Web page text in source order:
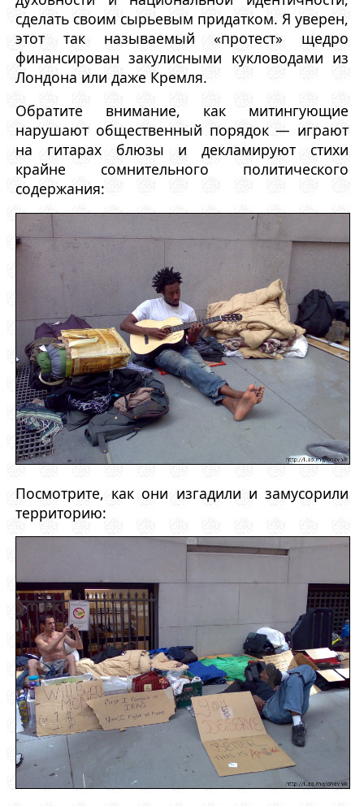
сделать своим сырьевым придатком. Я уверен,
этот так называемый «протест» щедро
финансирован закулисными кукловодами из
Лондона или даже Кремля.
Обратите внимание, как митингующие
нарушают общественный порядок — играют
на гитарах блюзы и декламируют стихи
крайне сомнительного политического
содержания:
Посмотрите, как они изгадили и замусорили
территорию: